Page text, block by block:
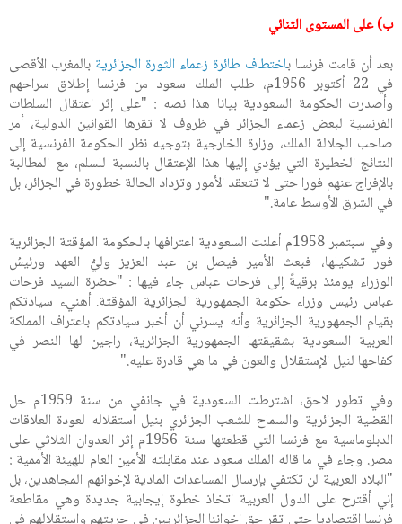
ب) على المستوى الثنائي
بعد أن قامت فرنسا باختطاف طائرة زعماء الثورة الجزائرية بالمغرب الأقصى
في 22 أكتوبر 1956م، طلب الملك سعود من فرنسا إطلاق سراحهم
وأصدرت الحكومة السعودية بيانا هذا نصه : "على إثر اعتقال السلطات
الفرنسية لبعض زعماء الجزائر في ظروف لا تقرها القوانين الدولية، أمر
صاحب الجلالة الملك، وزارة الخارجية بتوجيه نظر الحكومة الفرنسية إلى
النتائج الخطيرة التي يؤدي إليها هذا الإعتقال بالنسبة للسلم، مع المطالبة
بالإفراج عنهم فورا حتى لا تتعقد الأمور وتزداد الحالة خطورة في الجزائر، بل
في الشرق الأوسط عامة."
وفي سبتمبر 1958م أعلنت السعودية اعترافها بالحكومة المؤقتة الجزائرية
فور تشكيلها، فبعث الأمير فيصل بن عبد العزيز وليُّ العهد ورئيسُ
الوزراء يومئذ برقيةً إلى فرحات عباس جاء فيها : "حضرة السيد فرحات
عباس رئيس وزراء حكومة الجمهورية الجزائرية المؤقتة. أهنيء سيادتكم
بقيام الجمهورية الجزائرية وأنه يسرني أن أخبر سيادتكم باعتراف المملكة
العربية السعودية بشقيقتها الجمهورية الجزائرية، راجين لها النصر في
كفاحها لنيل الإستقلال والعون في ما هي قادرة عليه."
وفي تطور لاحق، اشترطت السعودية في جانفي من سنة 1959م حل
القضية الجزائرية والسماح للشعب الجزائري بنيل استقلاله لعودة العلاقات
الدبلوماسية مع فرنسا التي قطعتها سنة 1956م إثر العدوان الثلاثي على
مصر. وجاء في ما قاله الملك سعود عند مقابلته الأمين العام للهيئة الأممية :
"البلاد العربية لن تكتفي بإرسال المساعدات المادية لإخوانهم المجاهدين، بل
إني أقترح على الدول العربية اتخاذ خطوة إيجابية جديدة وهي مقاطعة